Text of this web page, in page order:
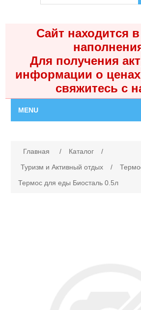
Сайт находится
Для получения
информации о ценах
свяжитесь с
MENU
Каталог
Главная / Каталог
/
Туризм и Активный отдых
/
Термос для еды Биосталь 0.5л